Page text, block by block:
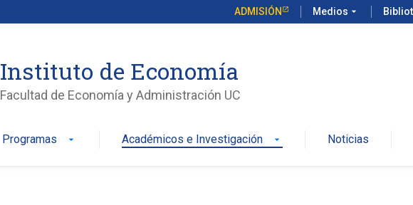
ADMISIÓN Medios arrow_drop_down
Instituto de Economía
Facultad de Economía y Administración UC
Programas arrow_drop_down Académicos e Investigación arrow_drop_down Noticias